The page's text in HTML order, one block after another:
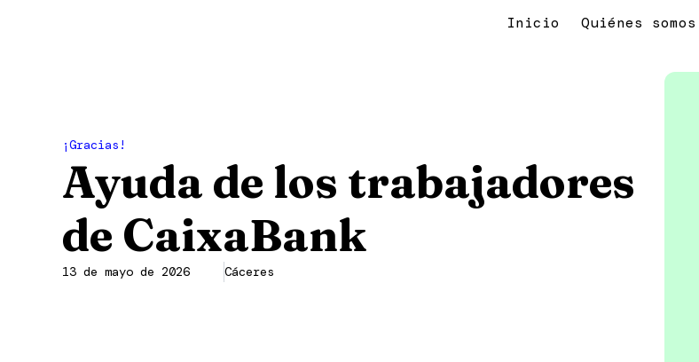
Inicio Quiénes somos
¡Gracias!
Ayuda de los trabajadores
de CaixaBank
13 de mayo de 2026 Cáceres